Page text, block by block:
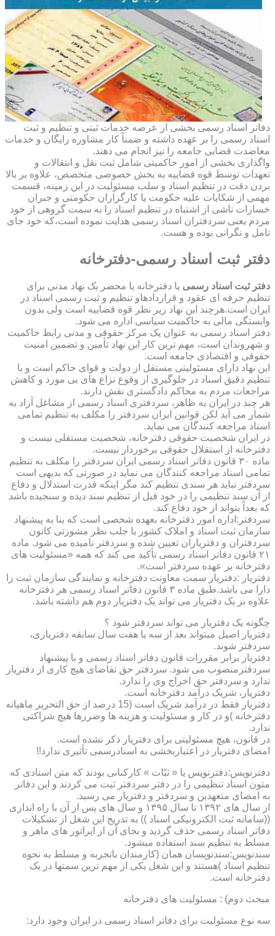
دفاتر اسناد رسمی بخشی از عرضه خدمات ثبتی و تنظیم و ثبت
اسناد رسمی را بر عهده داشته و ضمناً کار مشاوره رایگان و خدمات
معاضدت قضایی جامعه را نیز انجام می دهند.
واگذاری بخشی از امور حاکمیتی شامل ثبت نقل و انتقالات و
تعهدات توسط قوه قضاییه به بخش خصوصی متخصص، علاوه بر بالا
بردن دقت در تنظیم اسناد و سلب مسئولیت در این زمینه، قسمت
مهمی از شکایات علیه حکومت یا کارگزاران حکومتی و جبران
خسارات ناشی از اشتباه در تنظیم اسناد را به سمت گروهی از خود
مردم یعنی سردفتران اسناد رسمی هدایت نموده است،که خود جای
تامل و نگرانی بوده و هست.
دفتر ثبت اسناد رسمی-دفترخانه
دفتر ثبت اسناد رسمی یا دفترخانه یا محضر یک نهاد مدنی برای
تنظیم حرفه ای عقود و قراردادهاو تنظیم و ثبت رسمی اسناد در
ایران است.هرچند این نهاد زیر نظر قوه قضاییه است ولی بدون
وابستگی مالی به حاکمیت سیاسی اداره می شود.
دفتر اسناد رسمی به عنوان یک مرکز حقوقی و مدنی رابط حاکمیت
و شهروندان است، مهم ترین کار این نهاد تأمین و تضمین امنیت
حقوقی و اقتصادی جامعه است.
این نهاد دارای مسئولیتی مستقل از دولت و قوای حاکم است و با
تنظیم دقیق اسناد در جلوگیری از وقوع نزاع های بی مورد و کاهش
مراجعات مردم به محاکم دادگستری نقش دارند.
هر چند در ایران به ظاهر، سردفتری اسناد رسمی از مشاغل آزاد به
شمار می آید لکن قوانین ایران سردفتر را مکلف به تنظیم تمامی
اسناد مراجعه کنندگان می نماید.
در ایران شخصیت حقوقی دفترخانه، شخصیت مستقلی نیست و
دفترخانه از استقلال حقوقی برخوردار نیست.
ماده ۳۰ قانون دفاتر اسناد رسمی ایران سردفتر را مکلف به تنظیم
تمامی اسناد مراجعه کنندگان می نماید در صورتی که بدیهی است
سردفتر نباید هر سندی تنظیم کند مگر اینکه قدرت استدلال و دفاع
از آن سند تنظیمی را در خود قبل از تنظیم سند دیده و سنجیده باشد
که بعداً بتواند از خود دفاع کند.
سردفتر:اداره امور دفترخانه بعهده شخصی است که بنا به پیشنهاد
سازمان ثبت اسناد و املاک کشور با جلب نظر مشورتی کانون
سردفتران و دفتریاران تعیین شده و سردفتر نامیده می شود. ماده
۲۱ قانون دفاتر اسناد رسمی تأکید می کند که همه «مسئولیت های
دفترخانه بر عهده سردفتر است».
دفتریار :دفتریار سمت معاونت دفترخانه و نمایندگی سازمان ثبت را
دارا می باشد.طبق ماده ۳ قانون دفاتر اسناد رسمی هر دفترخانه
علاوه بر یک دفتریار می تواند یک دفتریار دوم هم داشته باشد.
چگونه یک دفتریار می تواند سردفتر شود ؟
دفتریار اصیل میتواند بعد از سه یا هفت سال سابقه دفتریاری،
سردفتر شوند.
دفتریار برابر مقررات قانون دفاتر اسناد رسمی و با پیشنهاد
سردفترمنصوب می شود. سردفتر حق تقاضای هیچ کاری از دفتریار
ندارد و سردفتر حق اخراج وی را ندارد.
دفتریار، شریک درآمد دفترخانه است.
دفتریار فقط در درآمد شریک است (15 درصد از حق التحریر ماهیانه
دفترخانه )و در کار و مسئولیت و هزینه ها وضررها هیچ شراکتی
ندارد.
در قانون، هیچ مسئولیتی برای دفتریار ذکر نشده است.
امضای دفتریار در اعتباربخشی به اسنادرسمی تأثیری ندارد!!
دفترنویس:دفترنویس یا « ثبّات » کارکنانی بودند که متن اسنادی که
متون اسناد تنظیمی را در دفتر سردفتر ثبت می کردند و این دفاتر
به امضای متعهدین و سردفتر و دفتریار می رسید.
از سال های ۱۳۹۲ تا سال ۱۳۹۵ و سال های پس از آن با راه اندازی
((سامانه ثبت الکترونیکی اسناد )) به تدریج این شغل از تشکیلات
دفاتر اسناد رسمی حذف گردید و بجای آن از اپراتور های ماهر و
مسلط به تنظیم سند استفاده میشود.
سندنویس:سندنویسان همان (کارمندان باتجربه و مسلط به نحوه
تنظیم اسناد )هستند و این شغل یکی از مهم ترین سمتها در یک
دفترخانه است.
مبحث دوم) : مسئولیت های دفترخانه
سه نوع مسئولیت برای دفاتر اسناد رسمی در ایران وجود دارد: